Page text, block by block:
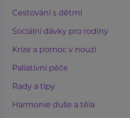
Cestování s dětmi
Sociální dávky pro rodiny
Krize a pomoc v nouzi
Paliativní péče
Rady a tipy
Harmonie duše a těla